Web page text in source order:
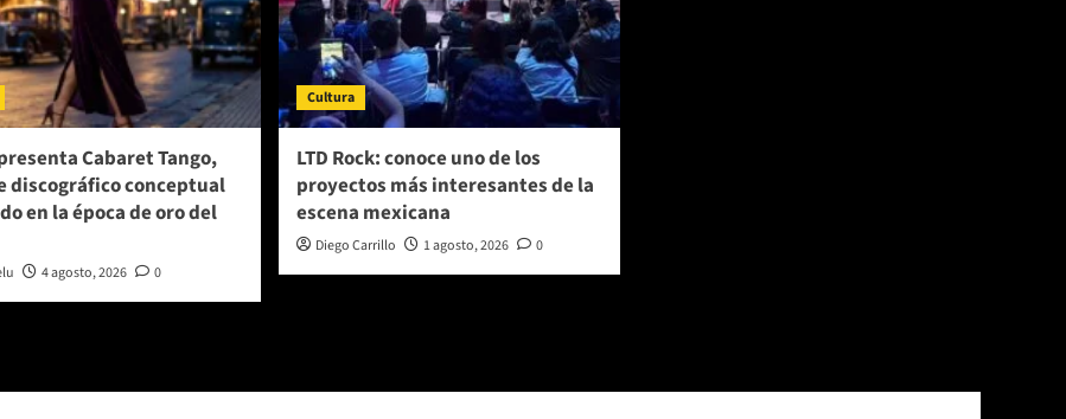
Cabaret Tango,
discográfico conceptual
en la época de oro del
4 agosto, 2026 0
Cultura
LTD Rock: conoce uno de los
proyectos más interesantes de la
escena mexicana
Diego Carrillo 1 agosto, 2026 0